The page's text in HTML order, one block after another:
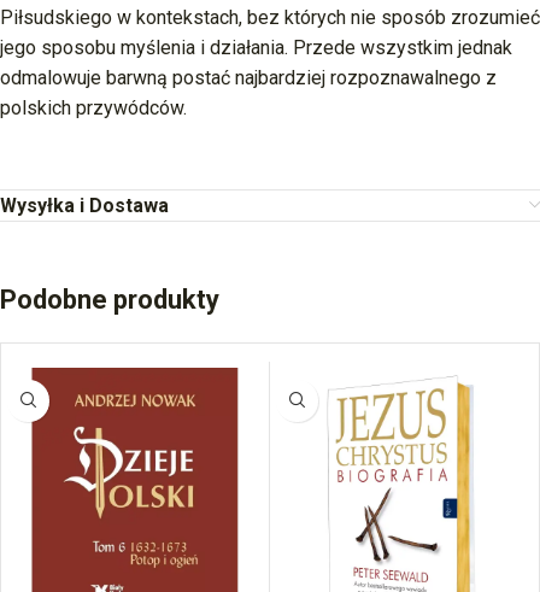
Piłsudskiego w kontekstach, bez których nie sposób zrozumieć
jego sposobu myślenia i działania. Przede wszystkim jednak
odmalowuje barwną postać najbardziej rozpoznawalnego z
polskich przywódców.
Wysyłka i Dostawa
Podobne produkty